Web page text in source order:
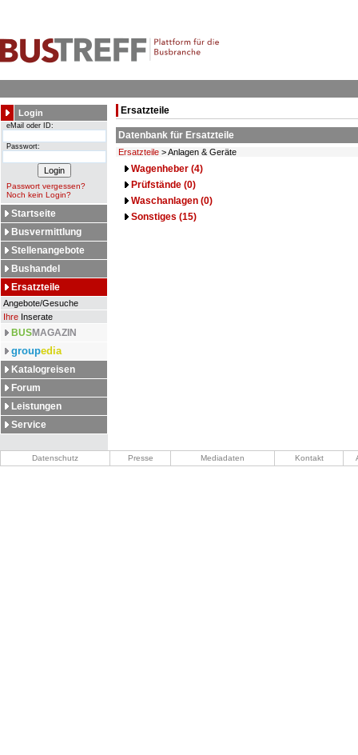
Login
eMail oder ID:
Passwort:
Passwort vergessen?
Noch kein Login?
Startseite
Busvermittlung
Stellenangebote
Bushandel
Ersatzteile
Angebote/Gesuche
Ihre Inserate
BUSMAGAZIN
groupedia
Katalogreisen
Forum
Leistungen
Service
Ersatzteile
Datenbank für Ersatzteile
Ersatzteile > Anlagen & Geräte
Wagenheber (4)
Prüfstände (0)
Waschanlagen (0)
Sonstiges (15)
Datenschutz Presse Mediadaten Kontakt